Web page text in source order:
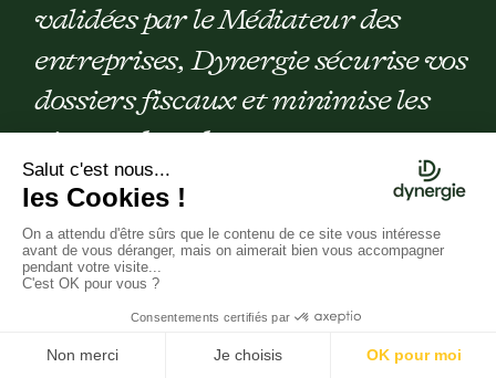
validées par le Médiateur des
entreprises, Dynergie sécurise vos
dossiers fiscaux et minimise les
risques de redressement.